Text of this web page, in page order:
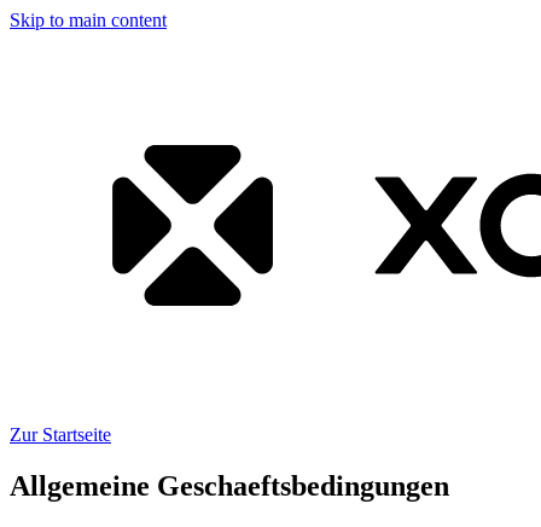
Skip to main content
Zur Startseite
Allgemeine Geschaeftsbedingungen